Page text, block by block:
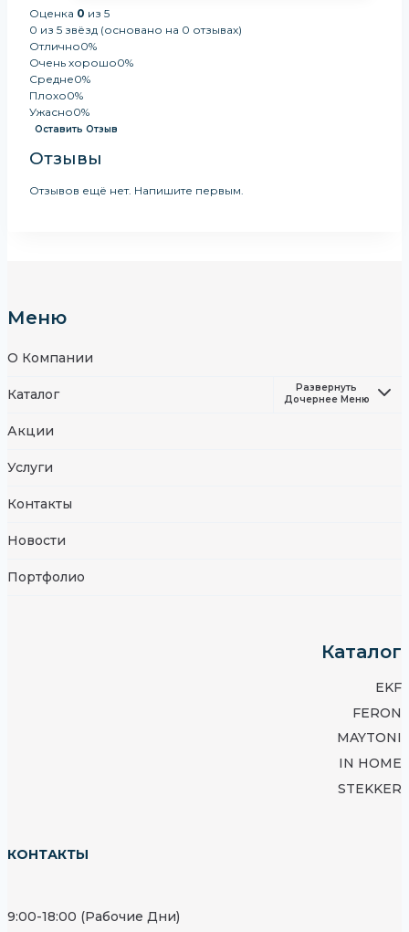
Оценка 0 из 5
0 из 5 звёзд (основано на 0 отзывах)
Отлично0%
Очень хорошо0%
Средне0%
Плохо0%
Ужасно0%
Оставить Отзыв
Отзывы
Отзывов ещё нет. Напишите первым.
Меню
О Компании
Каталог
Развернуть
Дочернее Меню
Акции
Услуги
Контакты
Новости
Портфолио
Каталог
EKF
FERON
MAYTONI
IN HOME
STEKKER
КОНТАКТЫ
9:00-18:00 (Рабочие Дни)